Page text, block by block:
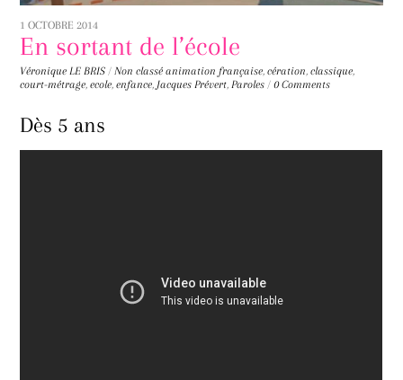
1 OCTOBRE 2014
En sortant de l’école
Véronique LE BRIS / Non classé animation française,cération,classique,
court-métrage,ecole,enfance, Jacques Prévert,Paroles / 0 Comments
Dès 5 ans